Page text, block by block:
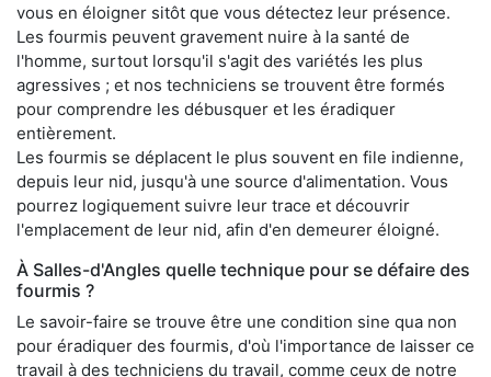
vous en éloigner sitôt que vous détectez leur présence.
Les fourmis peuvent gravement nuire à la santé de
l'homme, surtout lorsqu'il s'agit des variétés les plus
agressives ; et nos techniciens se trouvent être formés
pour comprendre les débusquer et les éradiquer
entièrement.
Les fourmis se déplacent le plus souvent en file indienne,
depuis leur nid, jusqu'à une source d'alimentation. Vous
pourrez logiquement suivre leur trace et découvrir
l'emplacement de leur nid, afin d'en demeurer éloigné.
À Salles-d'Angles quelle technique pour se défaire des
fourmis ?
Le savoir-faire se trouve être une condition sine qua non
pour éradiquer des fourmis, d'où l'importance de laisser ce
travail à des techniciens du travail, comme ceux de notre